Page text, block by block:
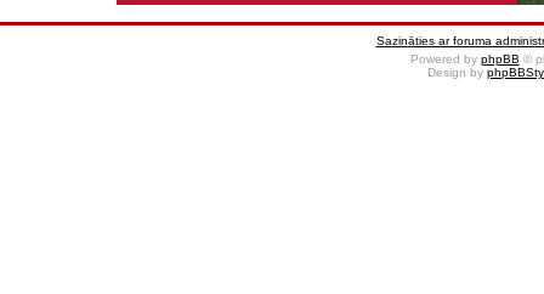
Sazināties ar foruma
Powered by phpBB ©
Design by